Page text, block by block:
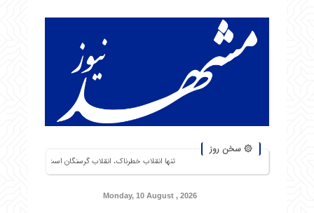
۞ سخن روز
تنها انقلاب خطرناک، انقلاب گرسنگان است. من از شورشهایی که دلیل آن
Monday, 10 August , 2026